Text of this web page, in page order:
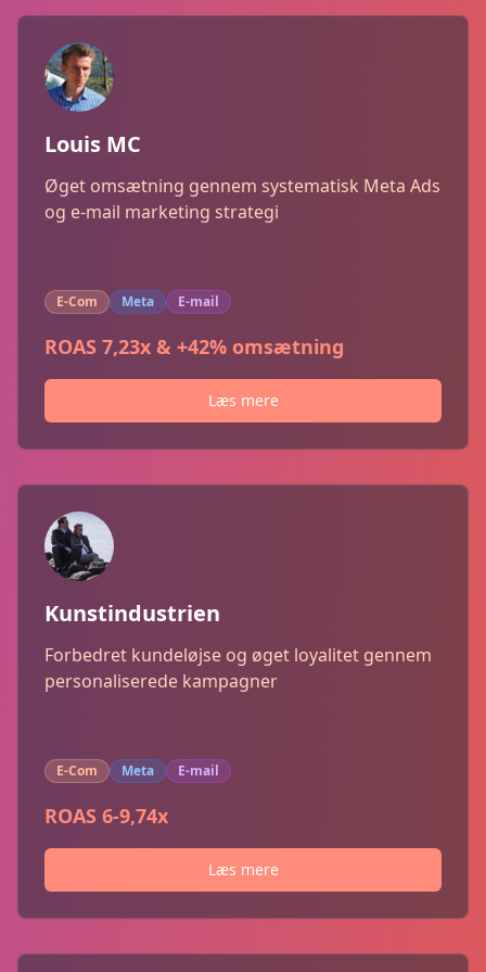
Louis MC
Øget omsætning gennem systematisk Meta Ads
og e-mail marketing strategi
E-Com Meta E-mail
ROAS 7,23x & +42% omsætning
Læs mere
Kunstindustrien
Forbedret kundeløjse og øget loyalitet gennem
personaliserede kampagner
E-Com Meta E-mail
ROAS 6-9,74x
Læs mere